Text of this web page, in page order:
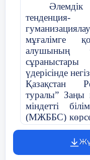
Әлемдік
мұғалімге
алушының
үдерісінде
Қазақстан
туралы” Заңы
міндетті
(МЖББС)
тек
алатын